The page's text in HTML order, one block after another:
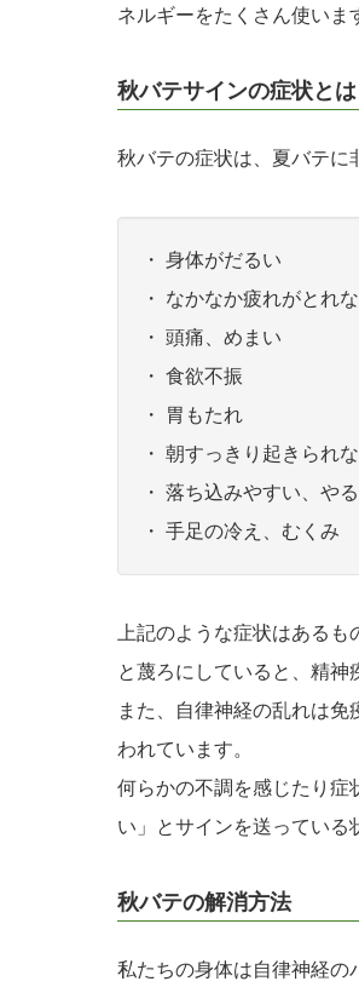
ネルギーをたくさん使いま
秋バテサインの症状とは
秋バテの症状は、夏バテに
・ 身体がだるい
・ なかなか疲れがとれ
・ 頭痛、めまい
・ 食欲不振
・ 胃もたれ
・ 朝すっきり起きられ
・ 落ち込みやすい、や
・ 手足の冷え、むくみ
上記のような症状はある
と蔑ろにしていると、精神
また、自律神経の乱れは
われています。
何らかの不調を感じたり症
い」とサインを送っている
秋バテの解消方法
私たちの身体は自律神経の